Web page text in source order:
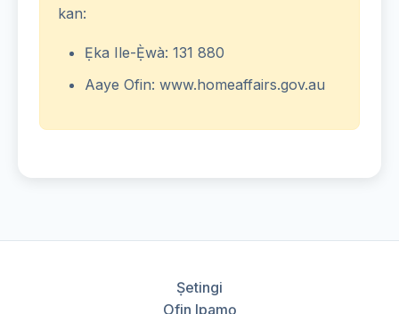
kan:
Ẹka Ile-Ẹ̀wà: 131 880
Aaye Ofin: www.homeaffairs.gov.au
Ṣetingi
Ofin Ipamọ